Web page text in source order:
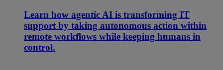
Learn how agentic AI is transforming IT
support by taking autonomous action within
remote workflows while keeping humans in
control.